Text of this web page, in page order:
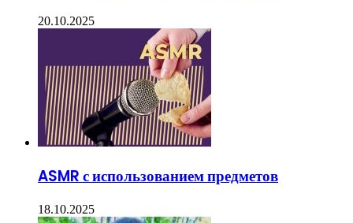
20.10.2025
ASMR с использованием предметов
18.10.2025